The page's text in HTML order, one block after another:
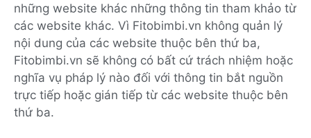
những website khác những thông tin tham khảo từ
các website khác. Vì Fitobimbi.vn không quản lý
nội dung của các website thuộc bên thứ ba,
Fitobimbi.vn sẽ không có bất cứ trách nhiệm hoặc
nghĩa vụ pháp lý nào đối với thông tin bắt nguồn
trực tiếp hoặc gián tiếp từ các website thuộc bên
thứ ba.